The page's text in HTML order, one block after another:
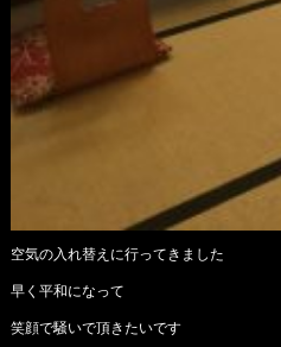
空気の入れ替えに行ってきました
早く平和になって
笑顔で騒いで頂きたいです